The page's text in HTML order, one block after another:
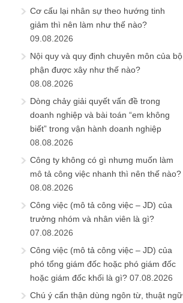
Cơ cấu lại nhân sự theo hướng tinh
giảm thì nên làm như thế nào?
09.08.2026
Nội quy và quy định chuyên môn của bộ
phận được xây như thế nào?
08.08.2026
Dòng chảy giải quyết vấn đề trong
doanh nghiệp và bài toán “em không
biết” trong vận hành doanh nghiệp
08.08.2026
Công ty không có gì nhưng muốn làm
mô tả công việc nhanh thì nên thế nào?
08.08.2026
Công việc (mô tả công việc – JD) của
trưởng nhóm và nhân viên là gì?
07.08.2026
Công việc (mô tả công việc – JD) của
phó tổng giám đốc hoặc phó giám đốc
hoặc giám đốc khối là gì? 07.08.2026
Chú ý cẩn thận dùng ngôn từ, thuật ngữ